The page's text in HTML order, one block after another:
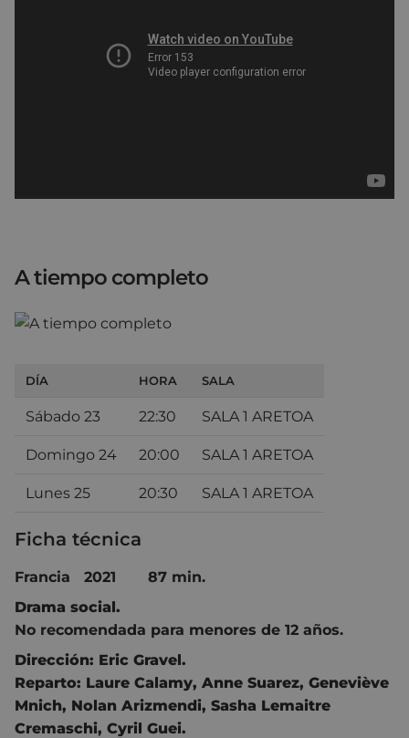
A tiempo completo
DÍA HORA SALA
Sábado 23 22:30 SALA 1 ARETOA
Domingo 24 20:00 SALA 1 ARETOA
Lunes 25 20:30 SALA 1 ARETOA
Ficha técnica
Francia 2021 87 min.
Drama social.
No recomendada para menores de 12 años.
Dirección: Eric Gravel.
Reparto: Laure Calamy, Anne Suarez, Geneviève
Mnich, Nolan Arizmendi, Sasha Lemaitre
Cremaschi, Cyril Guei.